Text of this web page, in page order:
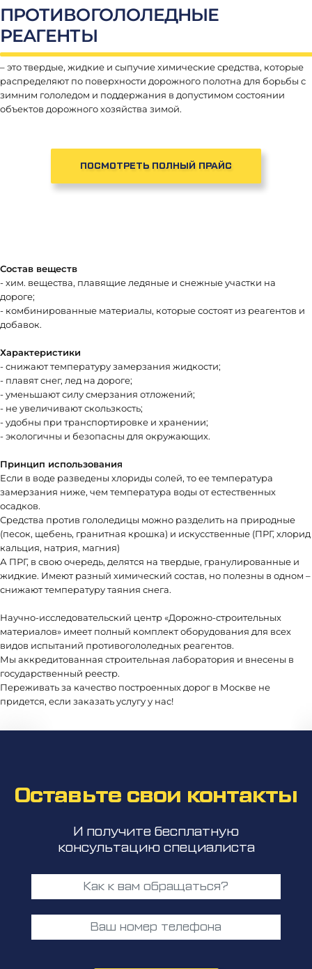
ПРОТИВОГОЛОЛЕДНЫЕ
РЕАГЕНТЫ
– это твердые, жидкие и сыпучие химические средства, которые
распределяют по поверхности дорожного полотна для борьбы с
зимним гололедом и поддержания в допустимом состоянии
объектов дорожного хозяйства зимой.
ПОСМОТРЕТЬ ПОЛНЫЙ ПРАЙС
Состав веществ
- хим. вещества, плавящие ледяные и снежные участки на
дороге;
- комбинированные материалы, которые состоят из реагентов и
добавок.
Характеристики
- снижают температуру замерзания жидкости;
- плавят снег, лед на дороге;
- уменьшают силу смерзания отложений;
- не увеличивают скользкость;
- удобны при транспортировке и хранении;
- экологичны и безопасны для окружающих.
Принцип использования
Если в воде разведены хлориды солей, то ее температура
замерзания ниже, чем температура воды от естественных
осадков.
Средства против гололедицы можно разделить на природные
(песок, щебень, гранитная крошка) и искусственные (ПРГ, хлорид
кальция, натрия, магния)
А ПРГ, в свою очередь, делятся на твердые, гранулированные и
жидкие. Имеют разный химический состав, но полезны в одном –
снижают температуру таяния снега.
Научно-исследовательский центр «Дорожно-строительных
материалов» имеет полный комплект оборудования для всех
видов испытаний противогололедных реагентов.
Мы аккредитованная строительная лаборатория и внесены в
государственный реестр.
Переживать за качество построенных дорог в Москве не
придется, если заказать услугу у нас!
Оставьте свои контакты
И получите бесплатную
консультацию специалиста